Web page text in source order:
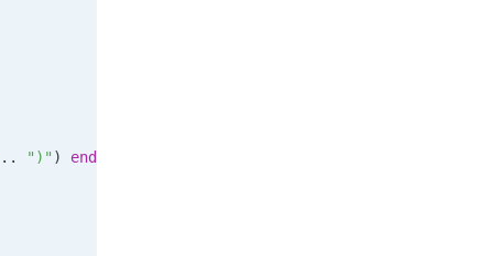
.. ")" ) end